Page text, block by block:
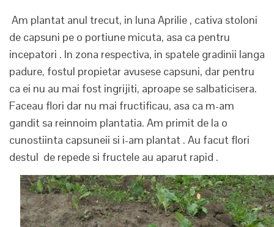
Am plantat anul trecut, in luna Aprilie , cativa stoloni
de capsuni pe o portiune micuta, asa ca pentru
incepatori . In zona respectiva, in spatele gradinii langa
padure, fostul propietar avusese capsuni, dar pentru
ca ei nu au mai fost ingrijiti, aproape se salbaticisera.
Faceau flori dar nu mai fructificau, asa ca m-am
gandit sa reinnoim plantatia. Am primit de la o
cunostiinta capsuneii si i-am plantat . Au facut flori
destul de repede si fructele au aparut rapid .